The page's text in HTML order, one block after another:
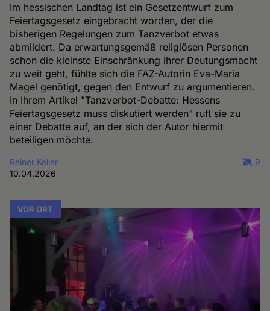
Im hessischen Landtag ist ein Gesetzentwurf zum
Feiertagsgesetz eingebracht worden, der die
bisherigen Regelungen zum Tanzverbot etwas
abmildert. Da erwartungsgemäß religiösen Personen
schon die kleinste Einschränkung ihrer Deutungsmacht
zu weit geht, fühlte sich die FAZ-Autorin Eva-Maria
Magel genötigt, gegen den Entwurf zu argumentieren.
In Ihrem Artikel "Tanzverbot-Debatte: Hessens
Feiertagsgesetz muss diskutiert werden" ruft sie zu
einer Debatte auf, an der sich der Autor hiermit
beteiligen möchte.
Reiner Keller
10.04.2026
9
VOR ORT